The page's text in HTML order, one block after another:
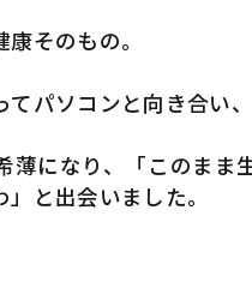
そのもの。
てパソコンと向き合い
薄になり、「このまま
と出会いました。